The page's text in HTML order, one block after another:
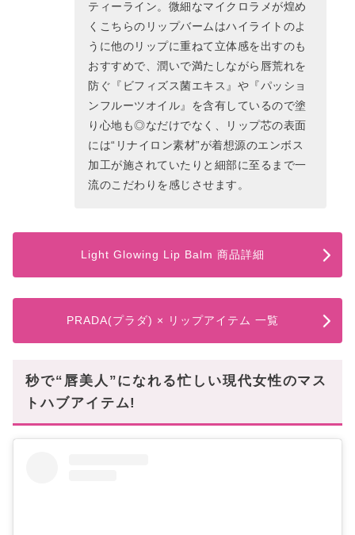
ティーライン。微細なマイクロラメが煌め
くこちらのリップバームはハイライトのよ
うに他のリップに重ねて立体感を出すのも
おすすめで、潤いで満たしながら唇荒れを
防ぐ『ビフィズス菌エキス』や『パッショ
ンフルーツオイル』を含有しているので塗
り心地も◎なだけでなく、リップ芯の表面
には“リナイロン素材”が着想源のエンボス
加工が施されていたりと細部に至るまで一
流のこだわりを感じさせます。
Light Glowing Lip Balm 商品詳細
PRADA(プラダ) × リップアイテム 一覧
秒で“唇美人”になれる忙しい現代女性のマス
トハブアイテム!